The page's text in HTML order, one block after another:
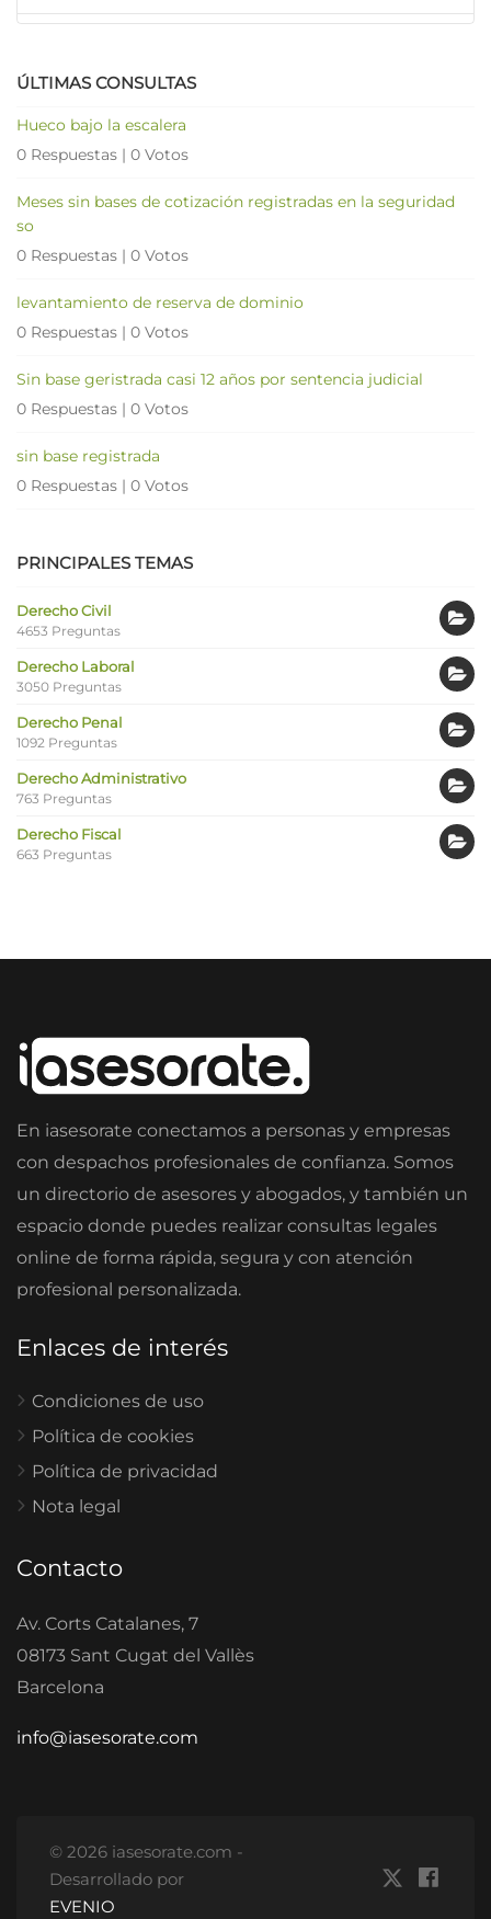
ÚLTIMAS CONSULTAS
Hueco bajo la escalera
0 Respuestas | 0 Votos
Meses sin bases de cotización registradas en la seguridad
so
0 Respuestas | 0 Votos
levantamiento de reserva de dominio
0 Respuestas | 0 Votos
Sin base geristrada casi 12 años por sentencia judicial
0 Respuestas | 0 Votos
sin base registrada
0 Respuestas | 0 Votos
PRINCIPALES TEMAS
Derecho Civil
4653 Preguntas
Derecho Laboral
3050 Preguntas
Derecho Penal
1092 Preguntas
Derecho Administrativo
763 Preguntas
Derecho Fiscal
663 Preguntas
En iasesorate conectamos a personas y empresas
con despachos profesionales de confianza. Somos
un directorio de asesores y abogados, y también un
espacio donde puedes realizar consultas legales
online de forma rápida, segura y con atención
profesional personalizada.
Enlaces de interés
Condiciones de uso
Política de cookies
Política de privacidad
Nota legal
Contacto
Av. Corts Catalanes, 7
08173 Sant Cugat del Vallès
Barcelona
info@iasesorate.com
© 2026 iasesorate.com -
Desarrollado por
EVENIO